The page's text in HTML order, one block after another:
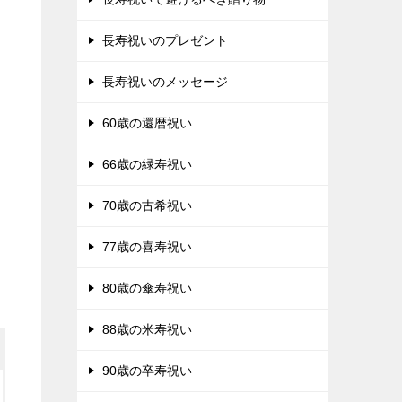
長寿祝いのプレゼント
長寿祝いのメッセージ
60歳の還暦祝い
66歳の緑寿祝い
70歳の古希祝い
77歳の喜寿祝い
80歳の傘寿祝い
88歳の米寿祝い
90歳の卒寿祝い